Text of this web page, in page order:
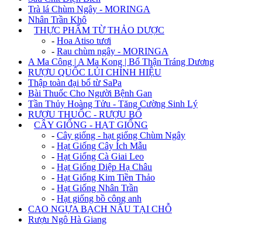
Trà lá Chùm Ngây - MORINGA
Nhân Trần Khô
THỰC PHẨM TỪ THẢO DƯỢC
- Hoa Atiso tươi
- Rau chùm ngây - MORINGA
A Ma Công | A Ma Kong | Bổ Thận Tráng Dương
RƯỢU QUỐC LỦI CHÍNH HIỆU
Thập toàn đại bổ từ SaPa
Bài Thuốc Cho Người Bệnh Gan
Tần Thủy Hoàng Tửu - Tăng Cường Sinh Lý
RƯỢU THUỐC - RƯỢU BỔ
CÂY GIỐNG - HẠT GIỐNG
- Cây giống - hạt giống Chùm Ngây
- Hạt Giống Cây Ích Mẫu
- Hạt Giống Cà Giai Leo
- Hạt Giống Diệp Hạ Châu
- Hạt Giống Kim Tiền Thảo
- Hạt Giống Nhân Trần
- Hạt giống bồ công anh
CAO NGỰA BẠCH NẤU TẠI CHỖ
Rượu Ngô Hà Giang